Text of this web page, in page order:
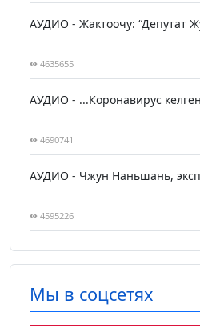
АУДИО - Жактоочу: “Депутат
4635655
АУДИО - ...Коронавирус
4690741
АУДИО - Чжун Наньшань,
4595226
Мы в соцсетях